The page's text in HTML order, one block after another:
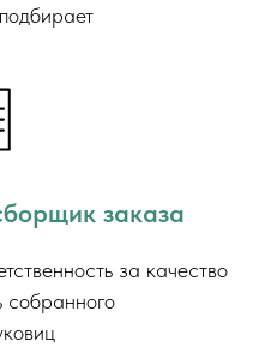
заказа
за качество
собранного